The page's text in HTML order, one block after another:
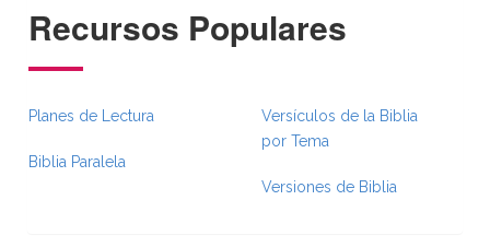
Recursos Populares
Planes de Lectura
Biblia Paralela
Versículos de la Biblia
por Tema
Versiones de Biblia